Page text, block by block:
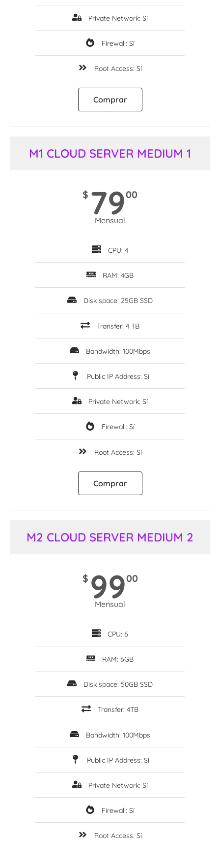
Private Network: Sí
Firewall: Sí
Root Access: Sí
Comprar
M1 CLOUD SERVER MEDIUM 1
$ 7900
Mensual
CPU: 4
RAM: 4GB
Disk space: 25GB SSD
Transfer: 4 TB
Bandwidth: 100Mbps
Public IP Address: Sí
Private Network: Sí
Firewall: Sí
Root Access: Sí
Comprar
M2 CLOUD SERVER MEDIUM 2
$ 9900
Mensual
CPU: 6
RAM: 6GB
Disk space: 50GB SSD
Transfer: 4TB
Bandwidth: 100Mbps
Public IP Address: Sí
Private Network: Sí
Firewall: Sí
Root Access: Sí